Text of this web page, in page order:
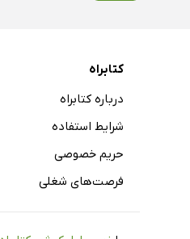
کتابراه
درباره کتابراه
شرایط استفاده
حریم خصوصی
فرصت‌های شغلی